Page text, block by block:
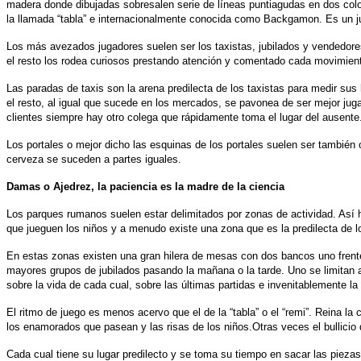
madera donde dibujadas sobresalen serie de líneas puntiagudas en dos
la llamada “tabla” e internacionalmente conocida como Backgamon.
Es un
Los más avezados jugadores suelen ser los taxistas, jubilados y
el resto los rodea curiosos prestando atención y comentado cada
Las paradas de taxis son la arena predilecta de los taxistas para medir
el resto, al igual que sucede en los mercados, se pavonea de ser mejor
clientes siempre hay otro colega que rápidamente toma el lugar del
Los portales o mejor dicho las esquinas de los portales suelen ser
cerveza se suceden a partes iguales.
Damas o Ajedrez, la paciencia es la madre de la ciencia
Los parques rumanos suelen estar delimitados por zonas de actividad.
que jueguen los niños y a menudo existe una zona que es la predilecta
En estas zonas existen una gran hilera de mesas con dos bancos uno
mayores grupos de jubilados pasando la mañana o la tarde. Uno se
sobre la vida de cada cual, sobre las últimas partidas e invenitablemente
El ritmo de juego es menos acervo que el de la “tabla” o el “remi”.
los enamorados que pasean y las risas de los niños.Otras veces el
Cada cual tiene su lugar predilecto y se toma su tiempo en sacar las